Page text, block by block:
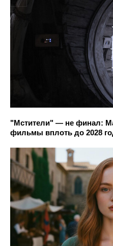
"Мстители" — не финал:
фильмы вплоть до 2028